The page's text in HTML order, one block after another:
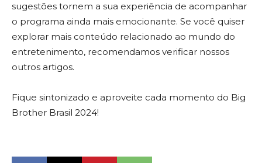
sugestões tornem a sua experiência de acompanhar
o programa ainda mais emocionante. Se você quiser
explorar mais conteúdo relacionado ao mundo do
entretenimento, recomendamos verificar nossos
outros artigos.
Fique sintonizado e aproveite cada momento do Big
Brother Brasil 2024!